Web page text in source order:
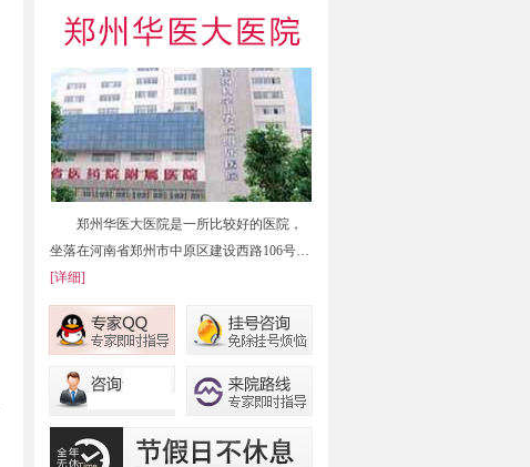
郑州华医大医院是一所比较好的医院，
坐落在河南省郑州市中原区建设西路106号…
[详细]